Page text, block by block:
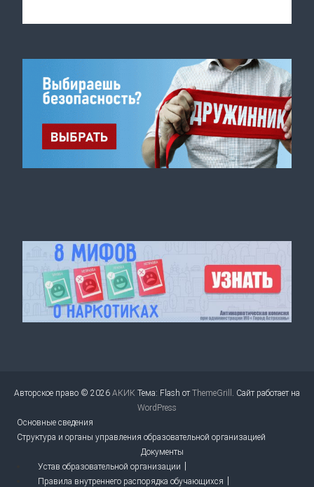
Авторское право © 2026 АКИК Тема: Flash отThemeGrill . Сайт работает на
WordPress
Основные сведения
Структура и органы управления образовательной организацией
Документы
Устав образовательной организации
Правила внутреннего распорядка обучающихся